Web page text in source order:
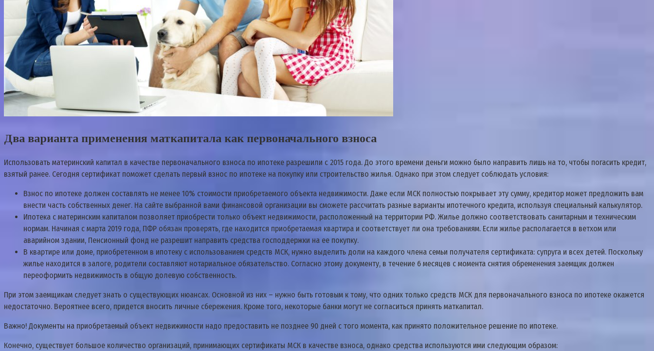
Два варианта применения маткапитала как первоначального взноса
Использовать материнский капитал в качестве первоначального взноса по ипотеке разрешили с 2015 года. До этого времени деньги можно было направить лишь на то, чтобы погасить кредит,
взятый ранее. Сегодня сертификат поможет сделать первый взнос по ипотеке на покупку или строительство жилья. Однако при этом следует соблюдать условия:
Взнос по ипотеке должен составлять не менее 10% стоимости приобретаемого объекта недвижимости. Даже если МСК полностью покрывает эту сумму, кредитор может предложить вам
внести часть собственных денег. На сайте выбранной вами финансовой организации вы сможете рассчитать разные варианты ипотечного кредита, используя специальный калькулятор.
Ипотека с материнским капиталом позволяет приобрести только объект недвижимости, расположенный на территории РФ. Жилье должно соответствовать санитарным и техническим
нормам. Начиная с марта 2019 года, ПФР обязан проверять, где находится приобретаемая квартира и соответствует ли она требованиям. Если жилье располагается в ветхом или
аварийном здании, Пенсионный фонд не разрешит направить средства господдержки на ее покупку.
В квартире или доме, приобретенном в ипотеку с использованием средств МСК, нужно выделить доли на каждого члена семьи получателя сертификата: супруга и всех детей. Поскольку
жилье находится в залоге, родители составляют нотариальное обязательство. Согласно этому документу, в течение 6 месяцев с момента снятия обременения заемщик должен
переоформить недвижимость в общую долевую собственность.
При этом заемщикам следует знать о существующих нюансах. Основной из них – нужно быть готовым к тому, что одних только средств МСК для первоначального взноса по ипотеке окажется
недостаточно. Вероятнее всего, придется вносить личные сбережения. Кроме того, некоторые банки могут не согласиться принять маткапитал.
Важно! Документы на приобретаемый объект недвижимости надо предоставить не позднее 90 дней с того момента, как принято положительное решение по ипотеке.
Конечно, существует большое количество организаций, принимающих сертификаты МСК в качестве взноса, однако средства используются ими следующим образом: